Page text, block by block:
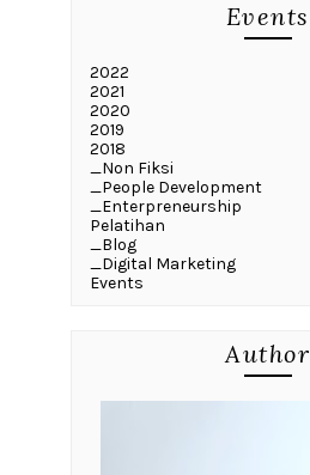
Events
2022
2021
2020
2019
2018
_Non Fiksi
_People Development
_Enterpreneurship
Pelatihan
_Blog
_Digital Marketing
Events
Author